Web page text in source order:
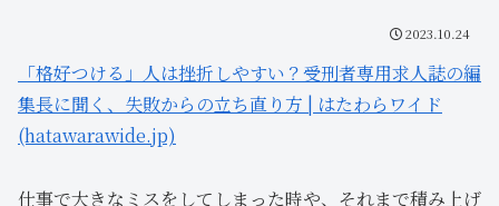
2023.10.24
「格好つける」人は挫折しやすい？受刑者専用求人誌の編
集長に聞く、失敗からの立ち直り方 | はたわらワイド
(hatawarawide.jp)
仕事で大きなミスをしてしまった時や、それまで積み上げ